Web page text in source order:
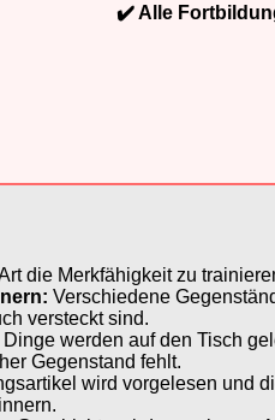
✔️ Alle
die Merkfähigkeit zu
Verschiedene
versteckt sind.
werden auf den Tisch
Gegenstand fehlt.
wird vorgelesen und